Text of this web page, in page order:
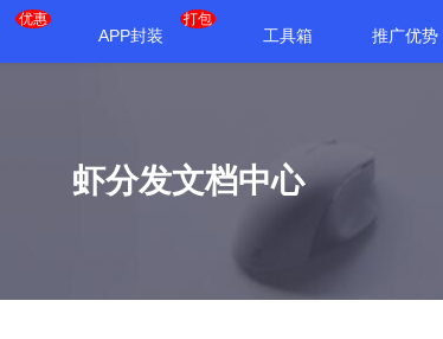
优惠
APP封装
打包
工具箱 推广优势
虾分发文档中心